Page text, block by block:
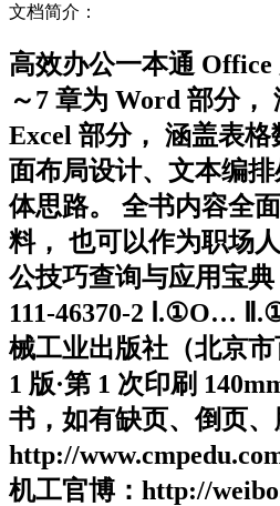
文档简介：
高效办公一本通
～7 章为 Word 部分
Excel 部分， 涵盖表
面布局设计、文本编
体思路。 全书内容全
料， 也可以作为职场
公技巧查询与应用宝
111-46370-2 Ⅰ.①O…
械工业出版社（北京
1 版·第 1 次印刷
书，如有缺页、倒页、
http://
机工官博：http://